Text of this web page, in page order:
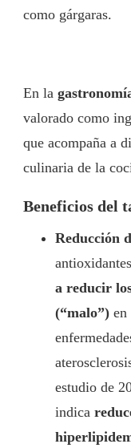
como gárgaras.
En la
valorado como
que acompaña a
culinaria de la
Beneficios del
Reducción
a reducir
(“malo”) en
estudio de
indica